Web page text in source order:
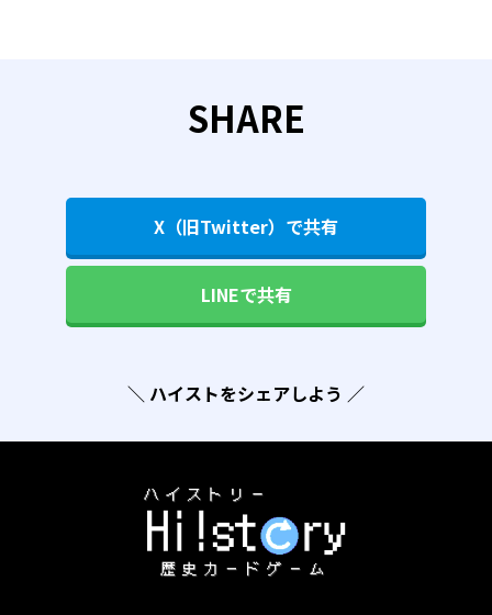
SHARE
X（旧Twitter）で共有
LINEで共有
＼ ハイストをシェアしよう ／